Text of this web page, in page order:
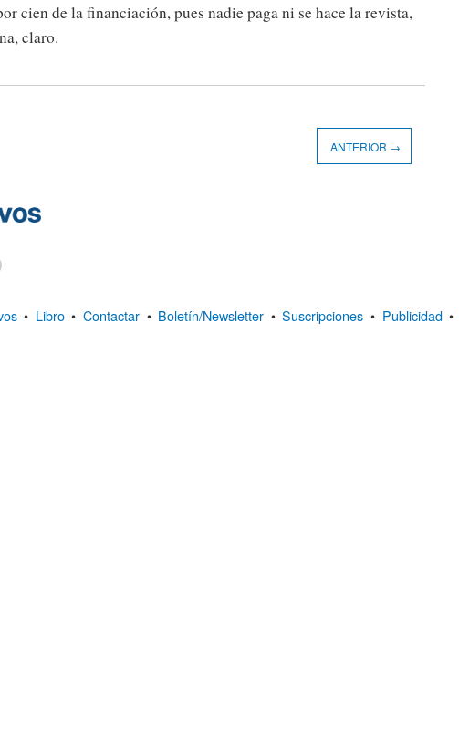
cien de la financiación, pues nadie paga ni se hace la revista,
claro.
ANTERIOR →
• Libro • Contactar • Boletín/Newsletter • Suscripciones • Publicidad •